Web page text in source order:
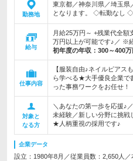
勤務地
東京都／神奈川県／埼玉県
となります。 ◇転勤なし
給与
月給25万円～ +残業代全額
万円以上が可能です♪／ ※
初年度の年収： 300～400万
仕事内容
【服装自由♪ネイルピアス
ら学べる★大手優良企業で
った事務ワークをお任せ！
対象と
なる方
＼あなたの第一歩を応援♪
未経験／新しい分野に挑
★人柄重視の採用です♪
企業データ
設立：1980年8月／従業員数：2,650人／